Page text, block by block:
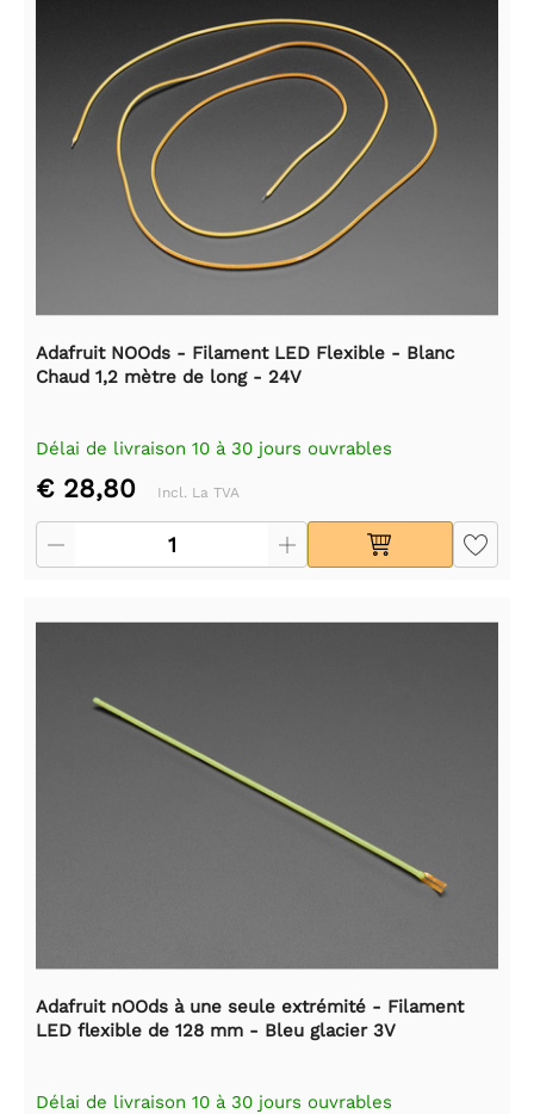
Adafruit NOOds - Filament LED Flexible - Blanc
Chaud 1,2 mètre de long - 24V
Délai de livraison 10 à 30 jours ouvrables
€ 28,80 Incl. La TVA
Adafruit nOOds à une seule extrémité - Filament
LED flexible de 128 mm - Bleu glacier 3V
Délai de livraison 10 à 30 jours ouvrables